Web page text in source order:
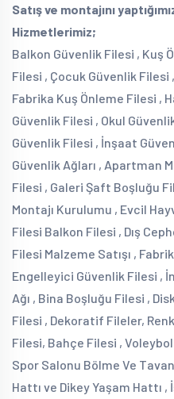
Satış ve montajını
Hizmetlerimiz;
Balkon Güvenlik Filesi , Kuş
Filesi , Çocuk Güvenlik
Fabrika Kuş Önleme Filesi ,
Güvenlik Filesi , Okul
Güvenlik Filesi , İnşaat
Güvenlik Ağları , Apartman
Filesi , Galeri Şaft Boşluğu
Montajı Kurulumu , Evcil
Filesi Balkon Filesi , Dış
Filesi Malzeme Satışı ,
Engelleyici Güvenlik Filesi ,
Ağı , Bina Boşluğu Filesi ,
Filesi , Dekoratif Fileler,
Filesi, Bahçe Filesi ,
Spor Salonu Bölme Ve
Hattı ve Dikey Yaşam Hattı ,